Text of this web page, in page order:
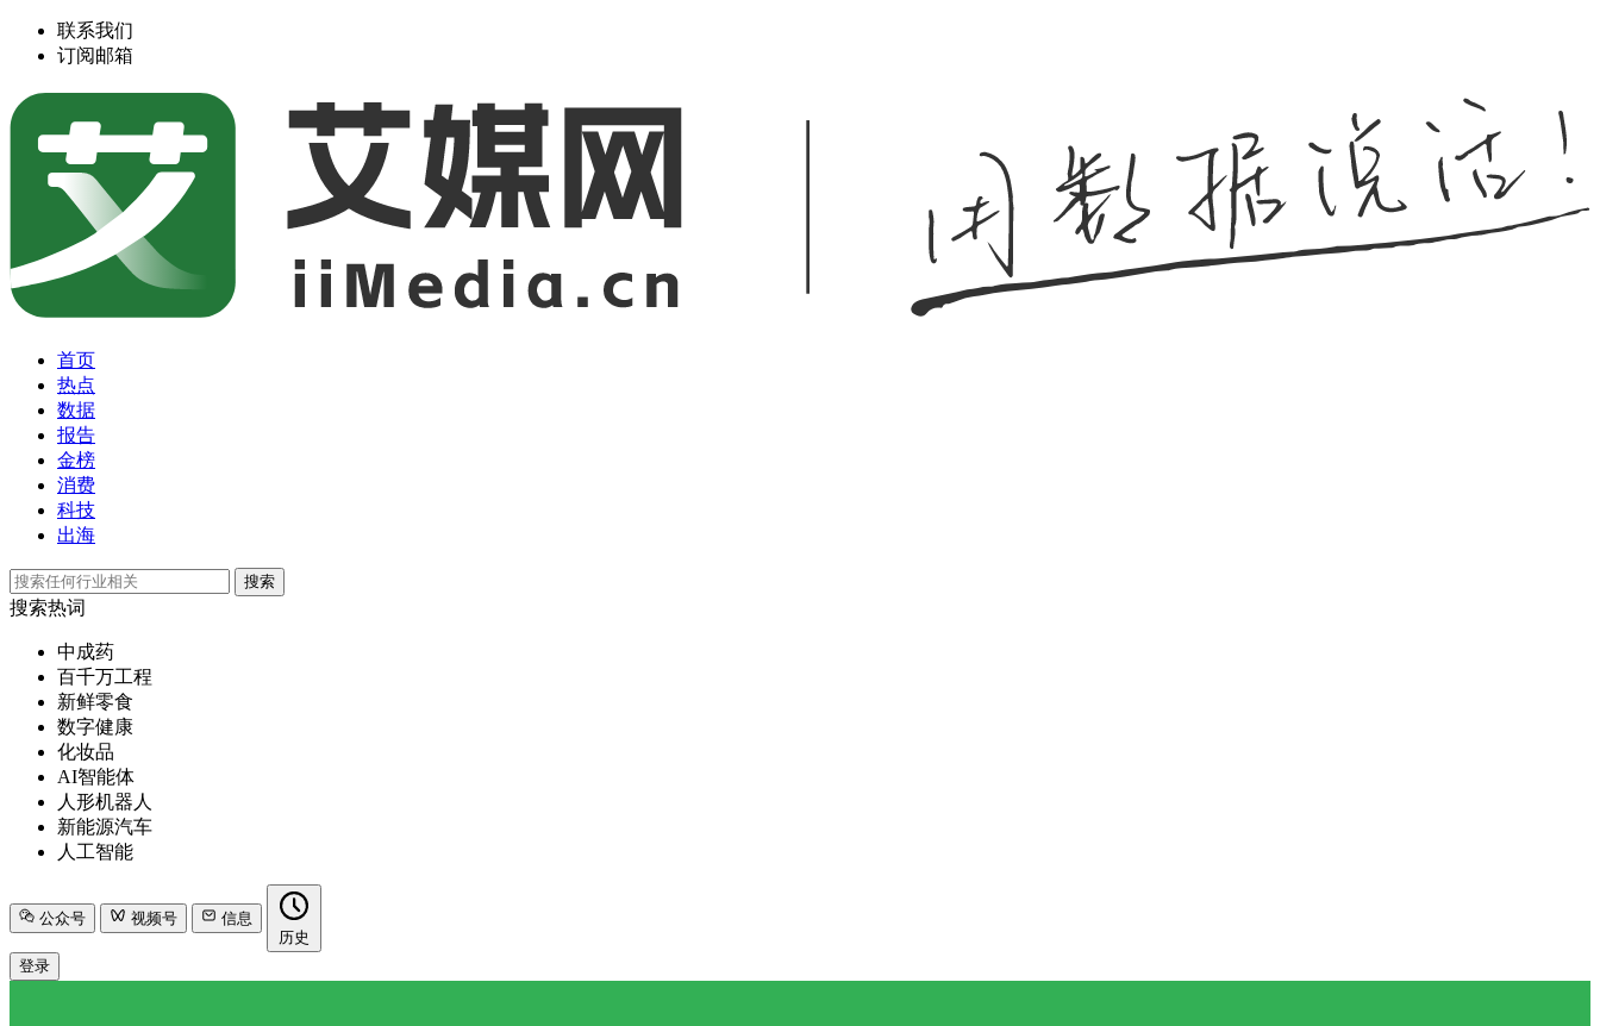
联系我们
订阅邮箱
首页
热点
数据
报告
金榜
消费
科技
出海
搜索
搜索热词
中成药
百千万工程
新鲜零食
数字健康
化妆品
AI智能体
人形机器人
新能源汽车
人工智能
公众号 视频号
信息
历史
登录